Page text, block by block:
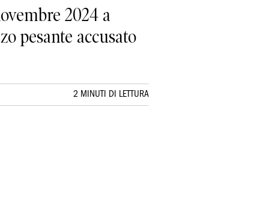
2024 a
pesante accusato
2 MINUTI DI LETTURA